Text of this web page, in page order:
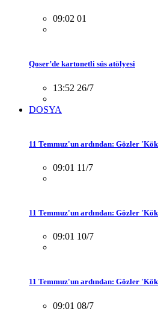
09:02 01
Qoser’de kartonetli süs atölyesi
13:52 26/7
DOSYA
11 Temmuz'un ardından: Gözler
09:01 11/7
11 Temmuz'un ardından: Gözler
09:01 10/7
11 Temmuz'un ardından: Gözler
09:01 08/7